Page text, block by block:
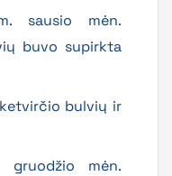
sausio mėn.
buvo supirkta
bulvių ir
gruodžio mėn.